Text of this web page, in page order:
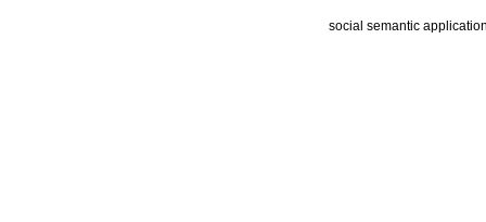
social semantic